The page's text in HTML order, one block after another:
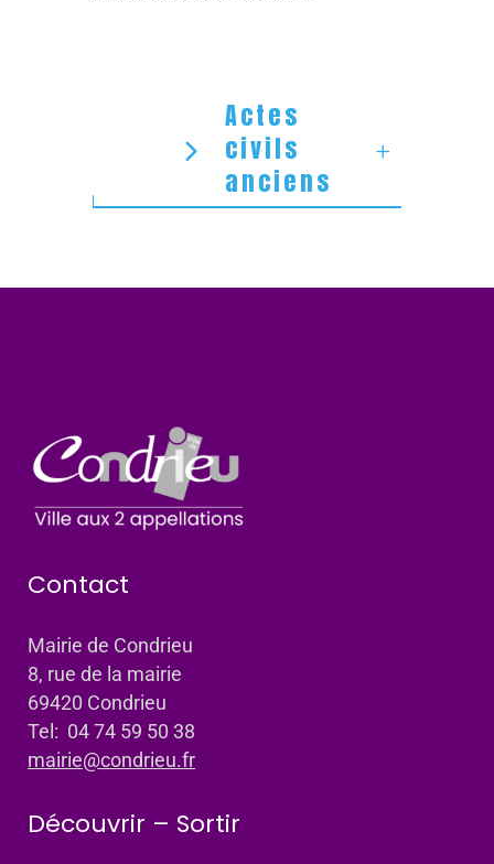
Actes
civils
anciens
Contact
Mairie de Condrieu
8, rue de la mairie
69420 Condrieu
Tel: 04 74 59 50 38
mairie@condrieu.fr
Découvrir – Sortir